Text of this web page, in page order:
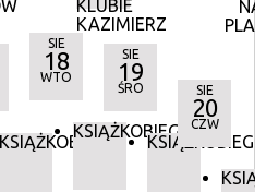
KLUBIE
KAZIMIERZ
NA
KSIĄŻKOBIEG
SIE
18
WTO
KSIĄŻKOBIEG
SIE
19
ŚRO
KSIĄŻKOBIEG
SIE
20
CZW